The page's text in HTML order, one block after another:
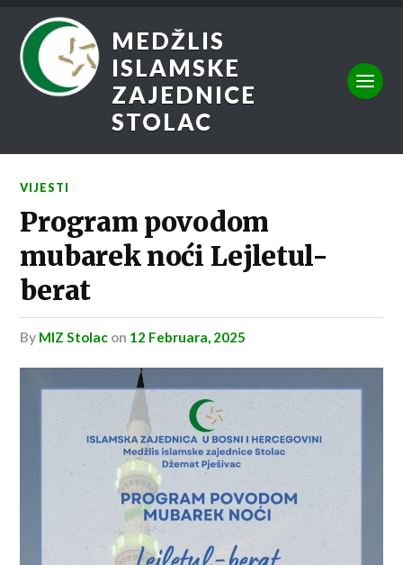
MEDŽLIS
ISLAMSKE
ZAJEDNICE
STOLAC
VIJESTI
Program povodom
mubarek noći Lejletul-
berat
by MIZ Stolac on 12 Februara, 2025